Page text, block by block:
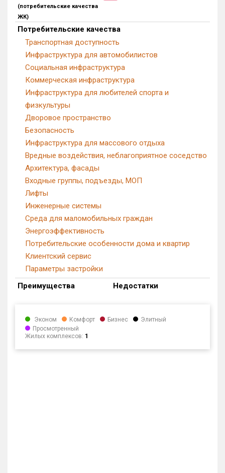
(потребительские качества
ЖК)
Потребительские качества
Транспортная доступность
Инфраструктура для автомобилистов
Социальная инфраструктура
Коммерческая инфраструктура
Инфраструктура для любителей спорта и
физкультуры
Дворовое пространство
Безопасность
Инфраструктура для массового отдыха
Вредные воздействия, неблагоприятное соседство
Архитектура, фасады
Входные группы, подъезды, МОП
Лифты
Инженерные системы
Среда для маломобильных граждан
Энергоэффективность
Потребительские особенности дома и квартир
Клиентский сервис
Параметры застройки
Преимущества
Недостатки
Эконом Комфорт Бизнес
Элитный
Просмотренный
Жилых комплексов: 1